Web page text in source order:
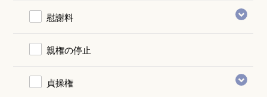
慰謝料
親権の停止
貞操権